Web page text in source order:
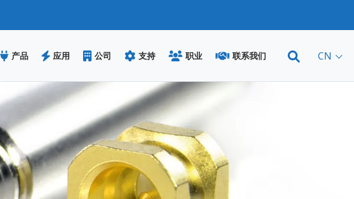
产品 应用 公司 支持 职业 联系我们 CN